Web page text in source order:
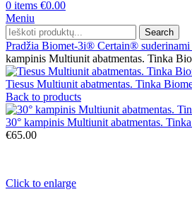
0 items €0.00
Meniu
Search
Pradžia Biomet-3i® Certain® suderinami
kampinis Multiunit abatmentas. Tinka
Tiesus Multiunit abatmentas. Tinka
Back to products
30° kampinis Multiunit abatmentas.
€65.00
Click to enlarge